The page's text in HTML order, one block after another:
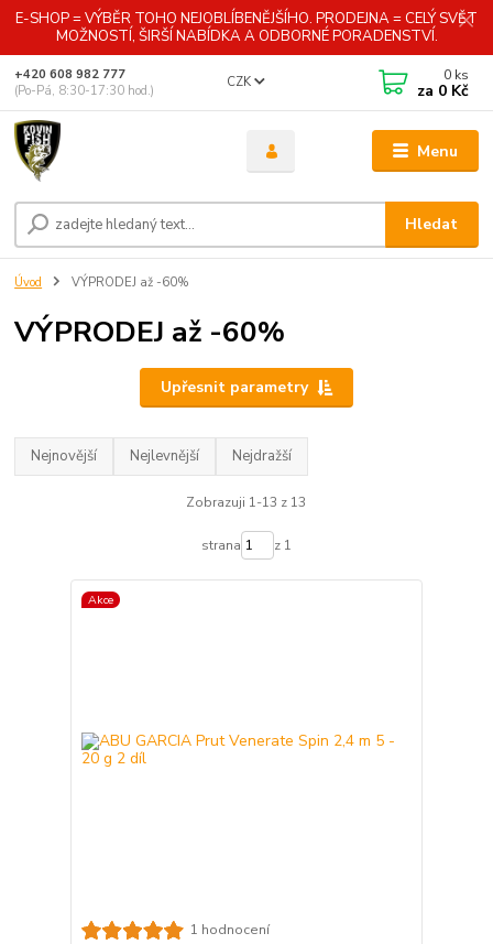
E-SHOP = VÝBĚR TOHO NEJOBLÍBENĚJŠÍHO. PRODEJNA = CELÝ SVĚT
MOŽNOSTÍ, ŠIRŠÍ NABÍDKA A ODBORNÉ PORADENSTVÍ.
Menu
CZK
Hledat
+420 608 982 777
(Po-Pá, 8:30-17:30 hod.)
0 ks
za 0 Kč
Úvod VÝPRODEJ až -60%
VÝPRODEJ až -60%
Upřesnit parametry
Nejnovější Nejlevnější Nejdražší
Zobrazuji 1-13 z 13
strana z 1
Akce
1 hodnocení